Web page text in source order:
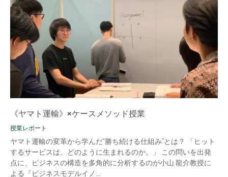
《ヤマト運輸》×ケースメソッド授業
授業レポート
ヤマト運輸の変革から学んだ“勝ち続ける仕組み”とは？ 「ヒット
するサービスは、どのように生まれるのか。」 この問いを出発
点に、ビジネスの構造を多角的に分析するのが小山 龍介教授に
よる『ビジネスモデルイノ...